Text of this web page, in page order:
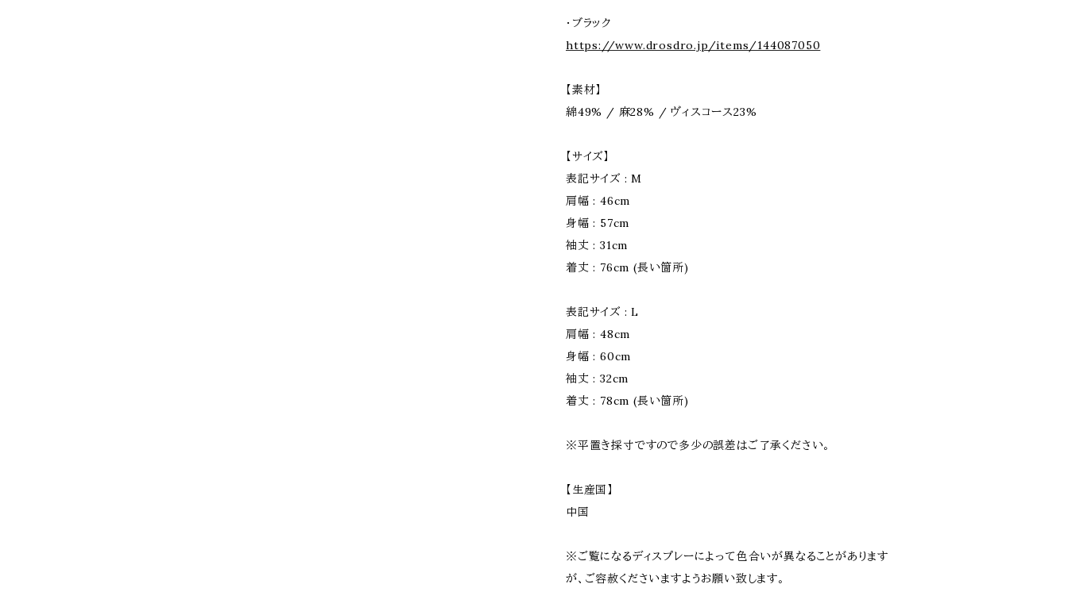
・ブラック
https://www.drosdro.jp/items/144087050
【素材】
綿49% / 麻28% / ヴィスコース23%
【サイズ】
表記サイズ : M
肩幅 : 46cm
身幅 : 57cm
袖丈 : 31cm
着丈 : 76cm (長い箇所)
表記サイズ : L
肩幅 : 48cm
身幅 : 60cm
袖丈 : 32cm
着丈 : 78cm (長い箇所)
※平置き採寸ですので多少の誤差はご了承ください。
【生産国】
中国
※ご覧になるディスプレーによって色合いが異なることがあります
が、ご容赦くださいますようお願い致します。